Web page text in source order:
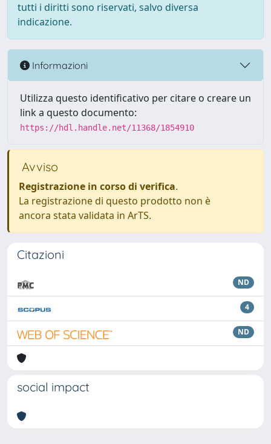
tutti i diritti sono riservati, salvo diversa
indicazione.
Informazioni
Utilizza questo identificativo per citare o creare un
link a questo documento:
https://hdl.handle.net/11368/1854910
Avviso
Registrazione in corso di verifica.
La registrazione di questo prodotto non è
ancora stata validata in ArTS.
Citazioni
ND
4
ND
social impact